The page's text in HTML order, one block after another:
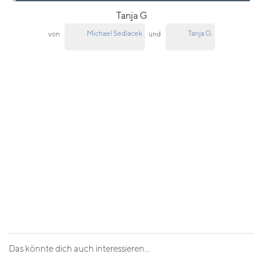
Tanja G
von Michael Sedlacek und Tanja G.
Das könnte dich auch interessieren...